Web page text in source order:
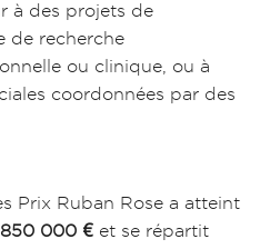
à des projets de
de recherche
ou clinique, ou à
coordonnées par des
Prix Ruban Rose a atteint
000 € et se répartit